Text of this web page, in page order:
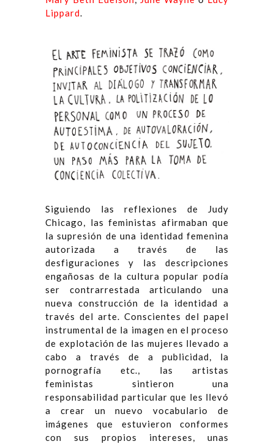
Lippard.
Siguiendo las reflexiones de Judy
Chicago, las feministas afirmaban que
la supresión de una identidad femenina
autorizada a través de las
desfiguraciones y las descripciones
engañosas de la cultura popular podía
ser contrarrestada articulando una
nueva construcción de la identidad a
través del arte. Conscientes del papel
instrumental de la imagen en el proceso
de explotación de las mujeres llevado a
cabo a través de a publicidad, la
pornografía etc., las artistas
feministas sintieron una
responsabilidad particular que les llevó
a crear un nuevo vocabulario de
imágenes que estuvieron conformes
con sus propios intereses, unas